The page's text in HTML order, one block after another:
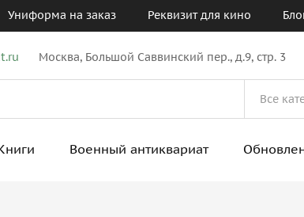
Униформа на заказ Реквизит для кино
Москва, Большой Саввинский пер., д.9, стр. 3
Военный антиквариат